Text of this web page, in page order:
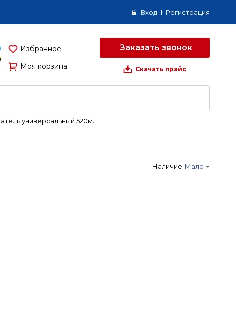
Вход Регистрация
Избранное
Моя корзина
Заказать звонок
Скачать прайс
универсальный 520мл
Наличие Мало